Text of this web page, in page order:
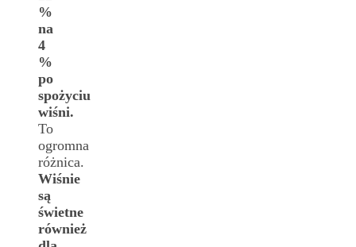
%
na
4
%
po
spożyciu
wiśni.
To
ogromna
różnica.
Wiśnie
są
świetne
również